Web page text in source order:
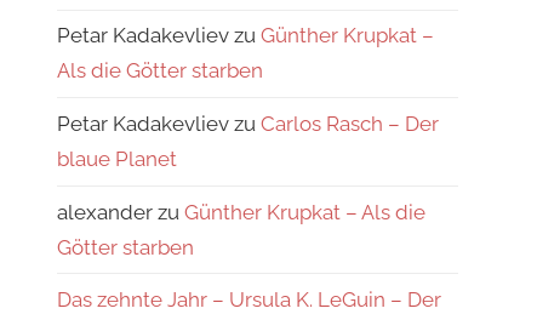
Petar Kadakevliev zu Günther Krupkat –
Als die Götter starben
Petar Kadakevliev zu Carlos Rasch – Der
blaue Planet
alexander zu Günther Krupkat – Als die
Götter starben
Das zehnte Jahr – Ursula K. LeGuin – Der